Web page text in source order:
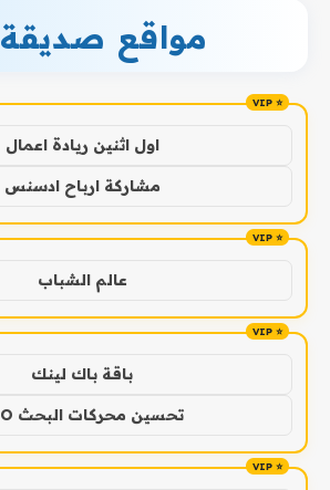
مواقع صديقة
اول اثنين ريادة اعمال
مشاركة ارباح ادسنس
عالم الشباب
باقة باك لينك
تحسين محركات البحث SEO